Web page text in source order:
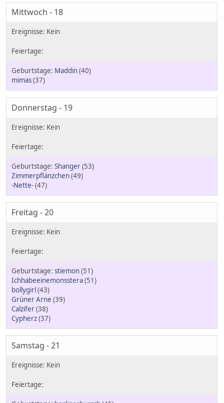
Mittwoch - 18
Maddin(40)
mimas(37)
Donnerstag - 19
Shanger(53)
Zimmerpflänzchen(49)
-Nette-(47)
Freitag - 20
stiemon(51)
Ichhabeeinemonsstera(51)
bollygirl(43)
Grüner Arne (39)
Calzifer(38)
Cypherz(37)
Samstag - 21